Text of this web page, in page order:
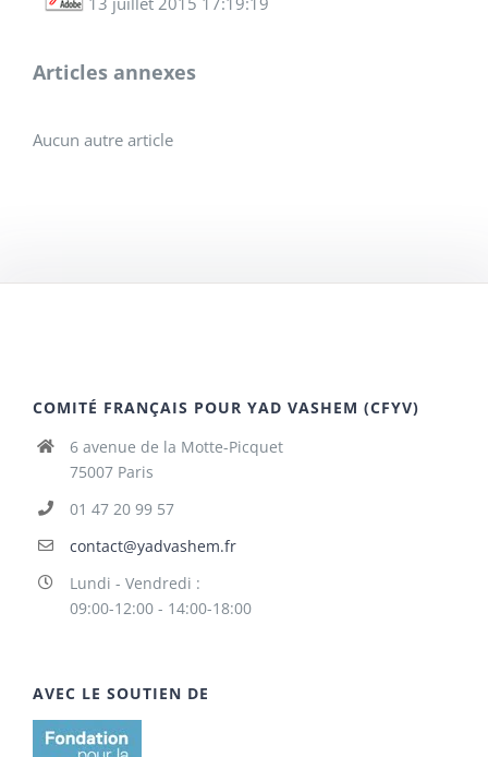
Articles annexes
Aucun autre article
COMITÉ FRANÇAIS POUR YAD VASHEM (CFYV)
6 avenue de la Motte-Picquet
75007 Paris
01 47 20 99 57
contact@yadvashem.fr
Lundi - Vendredi :
09:00-12:00 - 14:00-18:00
AVEC LE SOUTIEN DE